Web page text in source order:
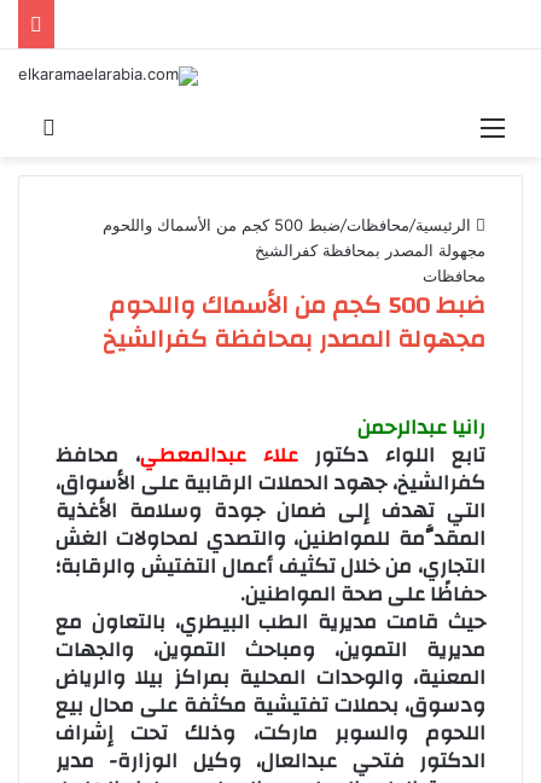
الرئيسية/محافظات/
ضبط 500 كجم من الأسماك واللحوم
مجهولة المصدر بمحافظة كفرالشيخ
محافظات
ضبط 500 كجم من الأسماك واللحوم
مجهولة المصدر بمحافظة كفرالشيخ
رانيا عبدالرحمن
تابع اللواء دكتورعلاء عبدالمعطي، محافظ
كفرالشيخ، جهود الحملات الرقابية على الأسواق،
التي تهدف إلى ضمان جودة وسلامة الأغذية
المقدَّمة للمواطنين، والتصدي لمحاولات الغش
التجاري، من خلال تكثيف أعمال التفتيش والرقابة؛
حفاظًا على صحة المواطنين.
حيث قامت مديرية الطب البيطري، بالتعاون مع
مديرية التموين، ومباحث التموين، والجهات
المعنية، والوحدات المحلية بمراكز بيلا والرياض
ودسوق، بحملات تفتيشية مكثفة على محال بيع
اللحوم والسوبر ماركت، وذلك تحت إشراف
الدكتور فتحي عبدالعال، وكيل الوزارة- مدير